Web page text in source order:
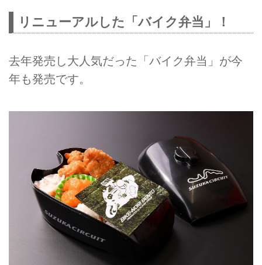
最終戦”コカ･コーラ” 鈴鹿8時間耐
（金）～30日（日）に、グランド
ガソリンタンク型弁当箱の「バイ
ク弁当」
このバイク弁当は、「バイク乗り
のための、のり弁当」をテーマに
作られています。中身は、おかか
ご飯に唐揚げやエビチリ、...
リニューアルした「バイク弁当」！
去年発売し大人気だった「バイク弁当」が今
年も発売です。